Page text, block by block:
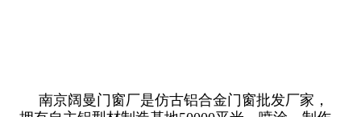
南京阔曼门窗厂是仿古铝合金门窗批发厂家，